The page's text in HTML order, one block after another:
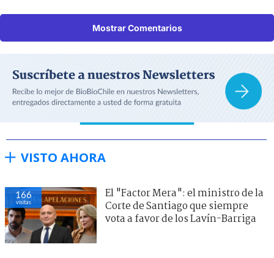
Mostrar Comentarios
VISTO AHORA
166
visitas
El "Factor Mera": el ministro de la
Corte de Santiago que siempre
vota a favor de los Lavín-Barriga